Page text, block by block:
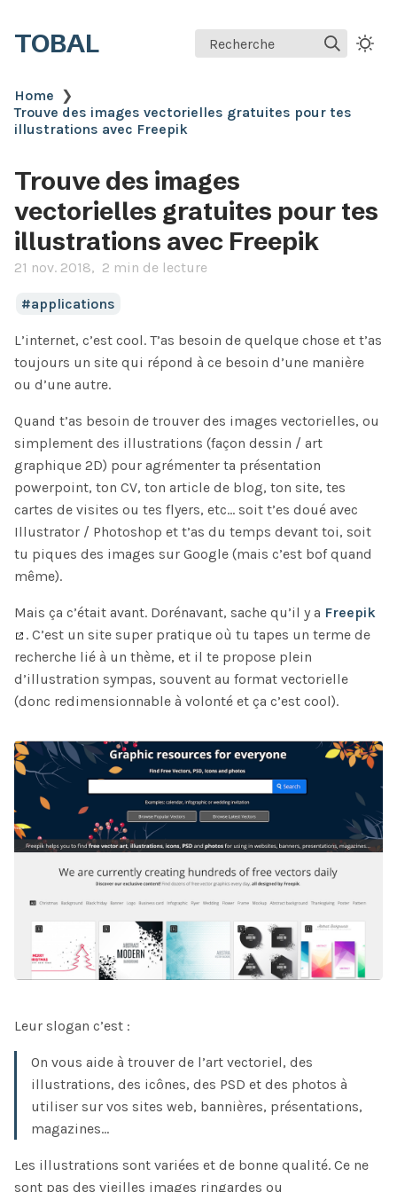
TOBAL Recherche
Home ❯
Trouve des images vectorielles gratuites pour tes
illustrations avec Freepik
Trouve des images
vectorielles gratuites pour tes
illustrations avec Freepik
21 nov. 2018 2 min de lecture
applications
L’internet, c’est cool. T’as besoin de quelque chose et t’as
toujours un site qui répond à ce besoin d’une manière
ou d’une autre.
Quand t’as besoin de trouver des images vectorielles, ou
simplement des illustrations (façon dessin / art
graphique 2D) pour agrémenter ta présentation
powerpoint, ton CV, ton article de blog, ton site, tes
cartes de visites ou tes flyers, etc… soit t’es doué avec
Illustrator / Photoshop et t’as du temps devant toi, soit
tu piques des images sur Google (mais c’est bof quand
même).
Mais ça c’était avant. Dorénavant, sache qu’il y a Freepik
. C’est un site super pratique où tu tapes un terme de
recherche lié à un thème, et il te propose plein
d’illustration sympas, souvent au format vectorielle
(donc redimensionnable à volonté et ça c’est cool).
Leur slogan c’est :
On vous aide à trouver de l’art vectoriel, des
illustrations, des icônes, des PSD et des photos à
utiliser sur vos sites web, bannières, présentations,
magazines…
Les illustrations sont variées et de bonne qualité. Ce ne
sont pas des vieilles images ringardes ou